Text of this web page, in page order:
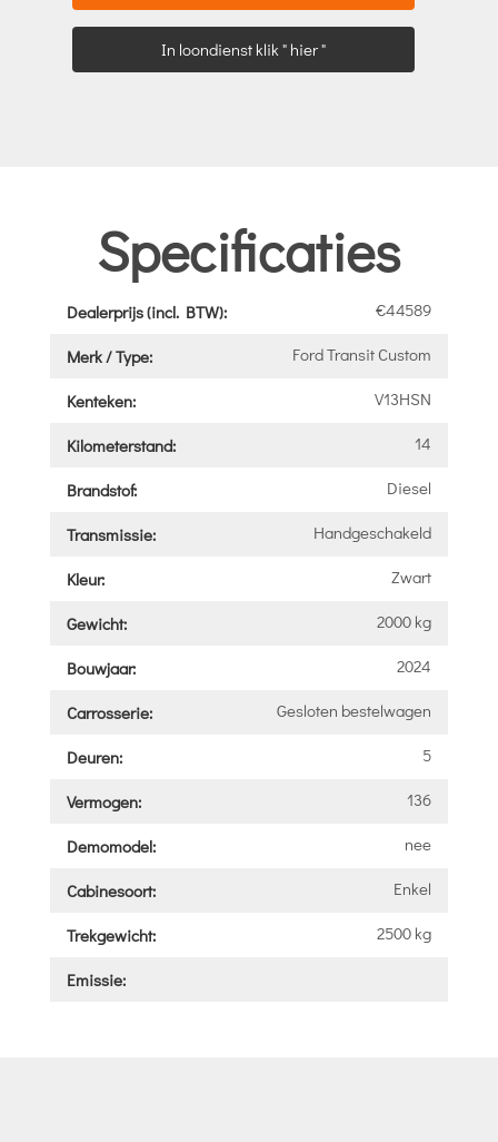
In loondienst klik " hier "
Specificaties
Dealerprijs (incl. BTW): €44589
Merk / Type: Ford Transit Custom
Kenteken: V13HSN
Kilometerstand: 14
Brandstof: Diesel
Transmissie: Handgeschakeld
Kleur: Zwart
Gewicht: 2000 kg
Bouwjaar: 2024
Carrosserie: Gesloten bestelwagen
Deuren: 5
Vermogen: 136
Demomodel: nee
Cabinesoort: Enkel
Trekgewicht: 2500 kg
Emissie: